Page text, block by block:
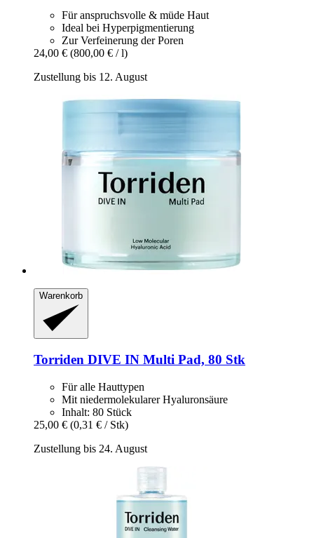
Für anspruchsvolle & müde Haut
Ideal bei Hyperpigmentierung
Zur Verfeinerung der Poren
24,00 € (800,00 € / l)
Zustellung bis 12. August
Warenkorb
Torriden DIVE IN Multi Pad, 80 Stk
Für alle Hauttypen
Mit niedermolekularer Hyaluronsäure
Inhalt: 80 Stück
25,00 € (0,31 € / Stk)
Zustellung bis 24. August